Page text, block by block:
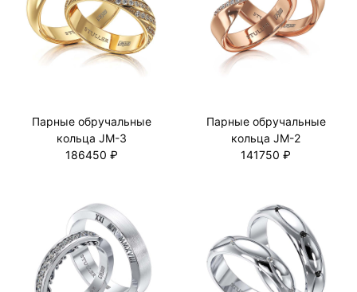
Парные обручальные
кольца JM-3
186450 ₽
Парные обручальные
кольца JM-2
141750 ₽